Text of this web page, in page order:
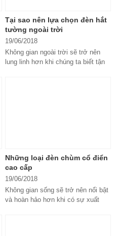
Tại sao nên lựa chọn đèn hắt
tường ngoài trời
19/06/2018
Không gian ngoài trời sẽ trở nên
lung linh hơn khi chúng ta biết tận
Những loại đèn chùm cổ điển
cao cấp
19/06/2018
Không gian sống sẽ trở nên nổi bật
và hoàn hảo hơn khi có sự xuất